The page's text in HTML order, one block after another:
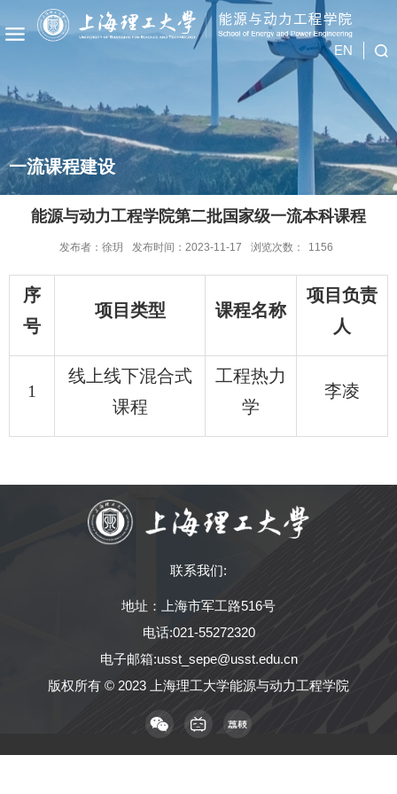
EN
一流课程建设
能源与动力工程学院第二批国家级一流本科课程
发布者：徐玥 发布时间：2023-11-17 浏览次数： 1156
序
号
项目类型 课程名称
项目负责
人
1
线上线下混合式
课程
工程热力
学
李凌
联系我们:
地址：上海市军工路516号
电话:021-55272320
电子邮箱:usst_sepe@usst.edu.cn
版权所有 © 2023 上海理工大学能源与动力工程学院